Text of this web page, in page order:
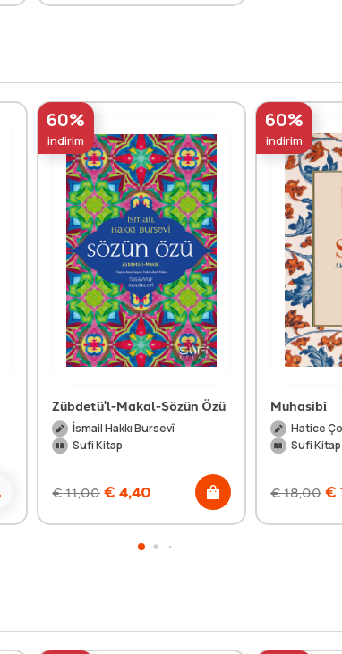
60%
indirim
Zübdetü'l-Makal-Sözün Özü
İsmail Hakkı Bursevî
Sufi Kitap
€11,00 € 4,40
60%
indirim
Muhasibî
Hatice
Sufi Kitap
€18,00 €